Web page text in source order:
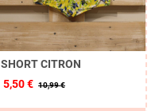
SHORT CITRON
5,50 € 10,99 €